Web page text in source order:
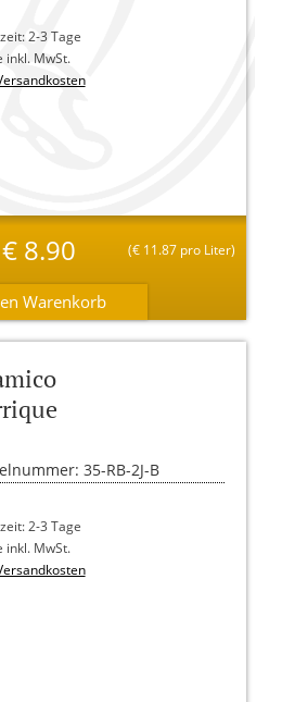
2-3 Tage
inkl. MwSt.
€8.90 (€ 11.87 pro Liter)
35-RB-2J-B
2-3 Tage
inkl. MwSt.